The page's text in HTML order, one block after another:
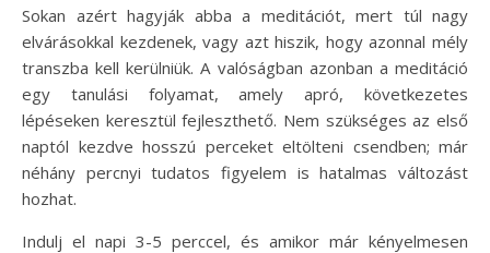
Sokan azért hagyják abba a meditációt, mert túl nagy
elvárásokkal kezdenek, vagy azt hiszik, hogy azonnal mély
transzba kell kerülniük. A valóságban azonban a meditáció
egy tanulási folyamat, amely apró, következetes
lépéseken keresztül fejleszthető. Nem szükséges az első
naptól kezdve hosszú perceket eltölteni csendben; már
néhány percnyi tudatos figyelem is hatalmas változást
hozhat.
Indulj el napi 3-5 perccel, és amikor már kényelmesen